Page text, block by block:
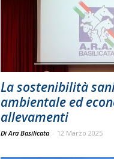
La sostenibilità
ambientale ed
allevamenti
Di Ara Basilicata - 12 Marzo 2025